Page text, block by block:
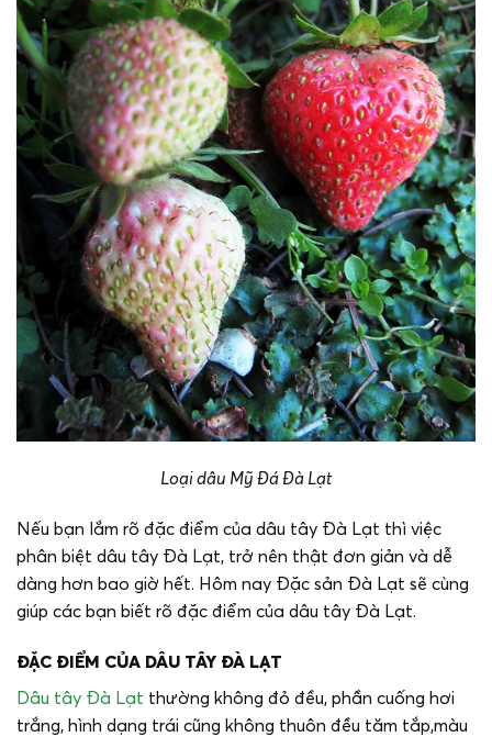
Loại dâu Mỹ Đá Đà Lạt
Nếu bạn lắm rõ đặc điểm của dâu tây Đà Lạt thì việc
phân biệt dâu tây Đà Lạt, trở nên thật đơn giản và dễ
dàng hơn bao giờ hết. Hôm nay Đặc sản Đà Lạt sẽ cùng
giúp các bạn biết rõ đặc điểm của dâu tây Đà Lạt.
ĐẶC ĐIỂM CỦA DÂU TÂY ĐÀ LẠT
Dâu tây Đà Lạt thường không đỏ đều, phần cuống hơi
trắng, hình dạng trái cũng không thuôn đều tăm tắp,màu